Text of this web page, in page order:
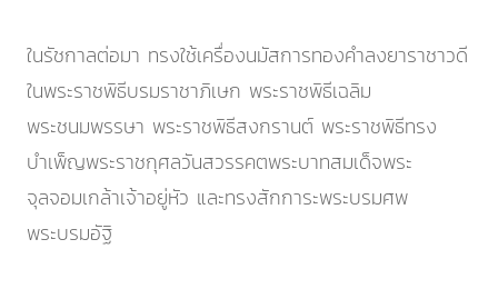
ในรัชกาลต่อมา ทรงใช้เครื่องนมัสการทองคำลงยาราชาวดี
ในพระราชพิธีบรมราชาภิเษก พระราชพิธีเฉลิม
พระชนมพรรษา พระราชพิธีสงกรานต์ พระราชพิธีทรง
บำเพ็ญพระราชกุศลวันสวรรคตพระบาทสมเด็จพระ
จุลจอมเกล้าเจ้าอยู่หัว และทรงสักการะพระบรมศพ
พระบรมอัฐิ